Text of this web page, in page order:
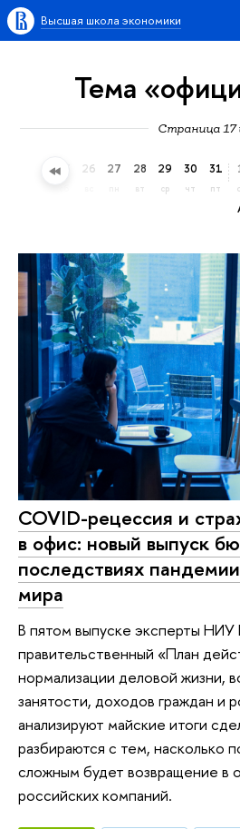
Высшая школа экономики
Тема
Страница 17
25 26 27 28
вт
29
ср
30
чт
31
пт
COVID-рецессия и
в офис: новый выпуск
последствиях
мира
В пятом выпуске эксперты
правительственный «План
нормализации деловой жизни,
занятости, доходов граждан и
анализируют майские итоги
разбираются с тем, насколько
сложным будет возвращение в
российских компаний.